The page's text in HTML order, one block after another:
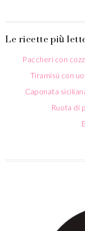
Le ricette più
Paccheri con
Tiramisù con
Caponata
Ruota di